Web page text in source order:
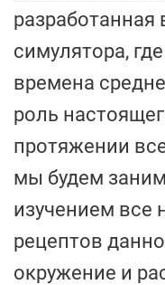
разработанная
симулятора,
времена
роль
протяжении
мы будем
изучением все
рецептов
окружение и